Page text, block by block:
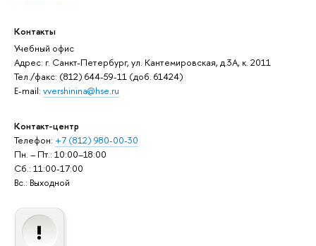
Контакты
Учебный офис
Адрес: г. Санкт-Петербург, ул. Кантемировская, д.3А, к. 2011
Тел./факс: (812) 644-59-11 (доб. 61424)
E-mail: vvershinina@hse.ru
Контакт-центр
Телефон: +7 (812) 980-00-30
Пн. – Пт.: 10:00–18:00
Сб.: 11:00-17:00
Вс.: Выходной